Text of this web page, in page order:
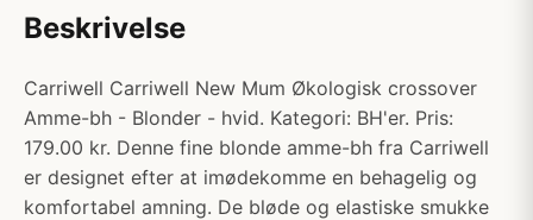
Beskrivelse
Carriwell Carriwell New Mum Økologisk crossover
Amme-bh - Blonder - hvid. Kategori: BH'er. Pris:
179.00 kr. Denne fine blonde amme-bh fra Carriwell
er designet efter at imødekomme en behagelig og
komfortabel amning. De bløde og elastiske smukke